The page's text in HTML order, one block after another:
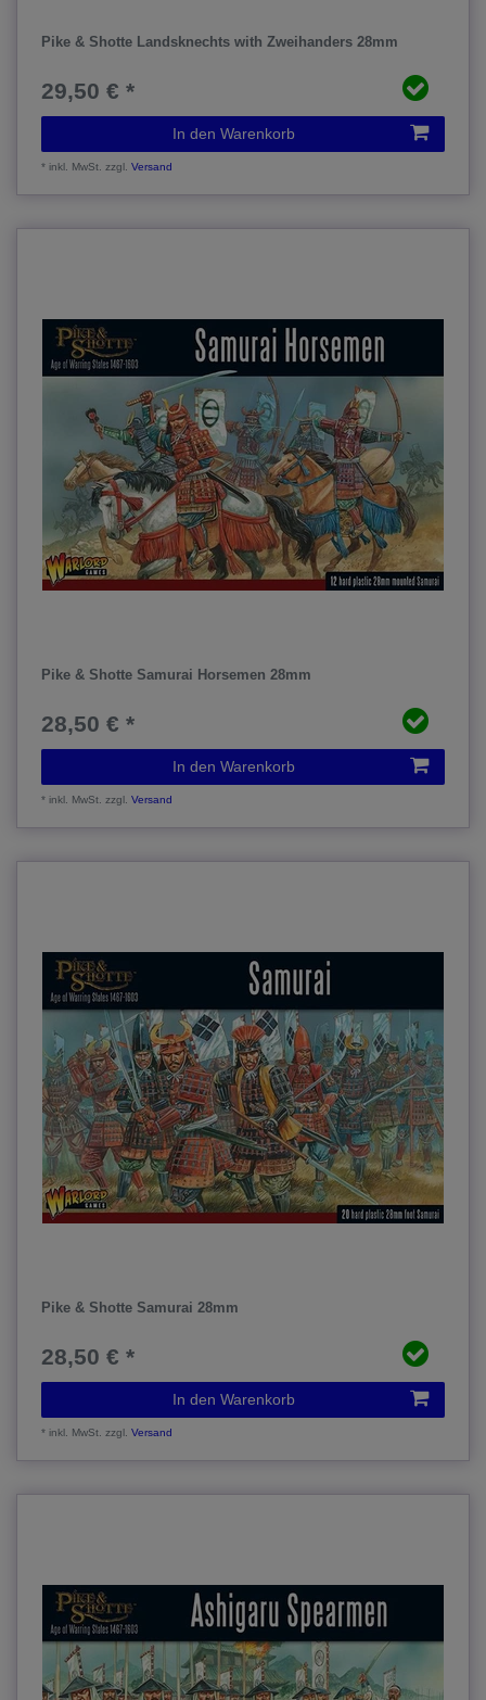
Pike & Shotte Landsknechts with Zweihanders 28mm
29,50 € *
In den Warenkorb
*inkl. MwSt. zzgl.Versand
Pike & Shotte Samurai Horsemen 28mm
28,50 € *
In den Warenkorb
*inkl. MwSt. zzgl.Versand
Pike & Shotte Samurai 28mm
28,50 € *
In den Warenkorb
*inkl. MwSt. zzgl.Versand